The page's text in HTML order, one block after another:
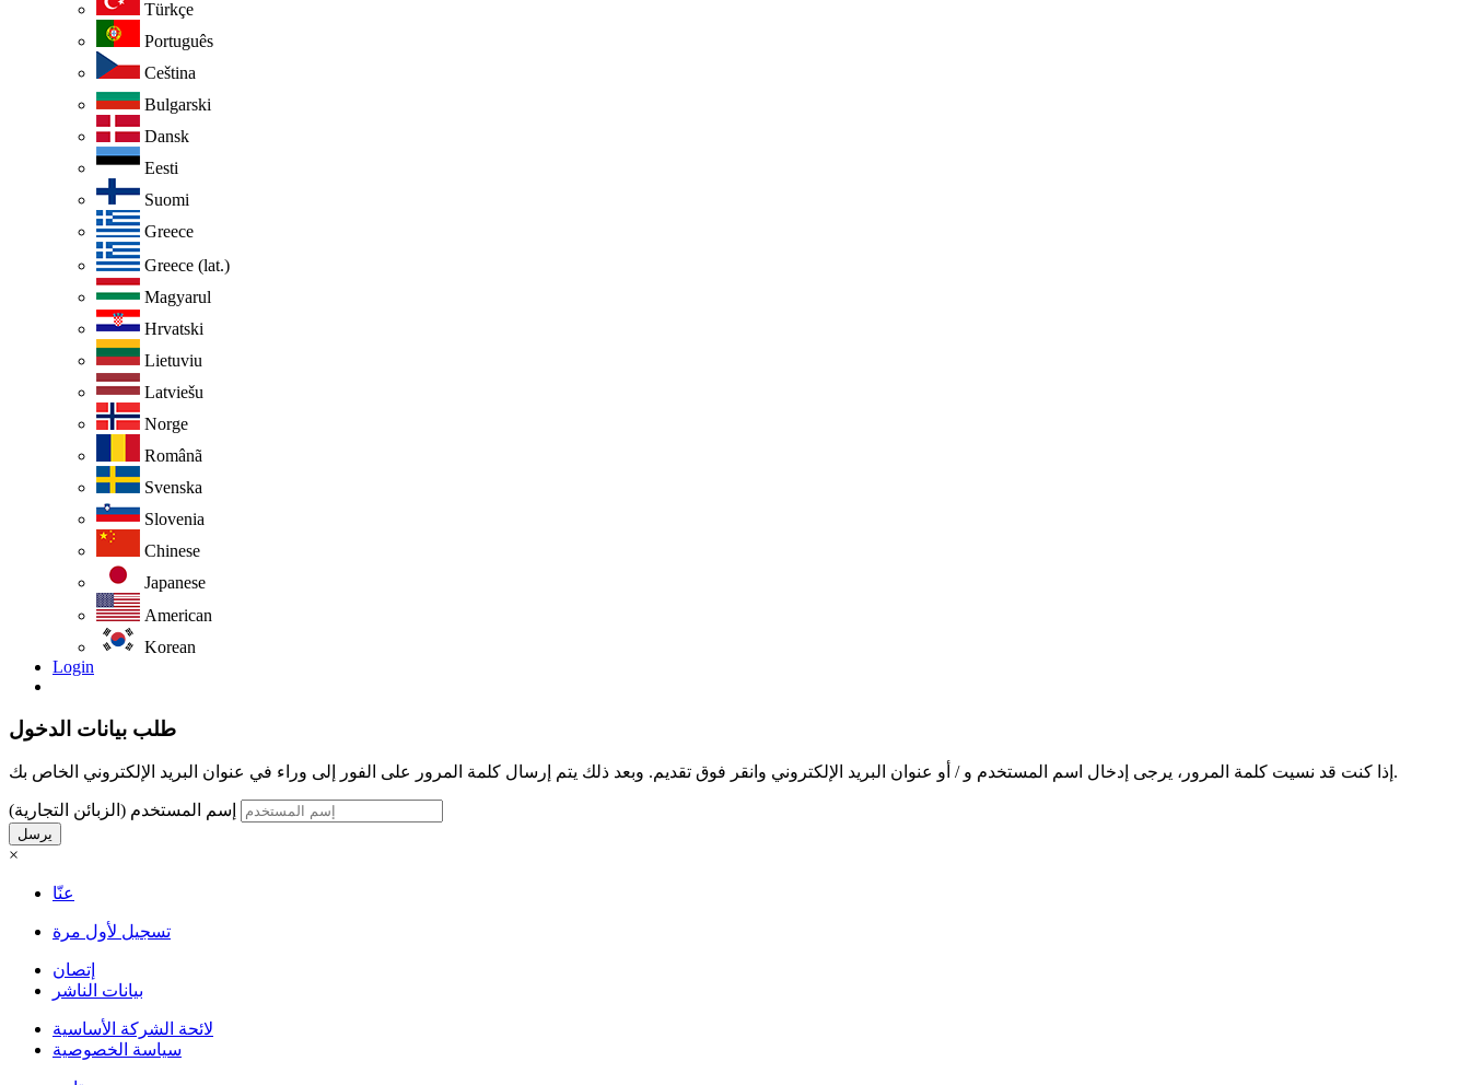
Türkçe
Português
Ceština
Bulgarski
Dansk
Eesti
Suomi
Greece
Greece (lat.)
Magyarul
Hrvatski
Lietuviu
Latviešu
Norge
Românã
Svenska
Slovenia
Chinese
Japanese
American
Korean
Login
طلب بيانات الدخول
إذا كنت قد نسيت كلمة المرور، يرجى إدخال اسم المستخدم و / أو عنوان البريد الإلكتروني وانقر فوق تقديم. وبعد ذلك يتم إرسال كلمة المرور على الفور إلى وراء في عنوان البريد الإلكتروني الخاص بك.
إسم المستخدم (الزبائن التجارية)
يرسل
×
عنّا
تسجيل لأول مرة
إتصان
بيانات الناشر
لائحة الشركة الأساسية
سياسة الخصوصية